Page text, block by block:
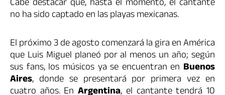
Cabe destacar que, hasta el momento, el cantante
no ha sido captado en las playas mexicanas.
El próximo 3 de agosto comenzará la gira en América
que Luis Miguel planeó por al menos un año; según
sus fans, los músicos ya se encuentran en Buenos
Aires, donde se presentará por primera vez en